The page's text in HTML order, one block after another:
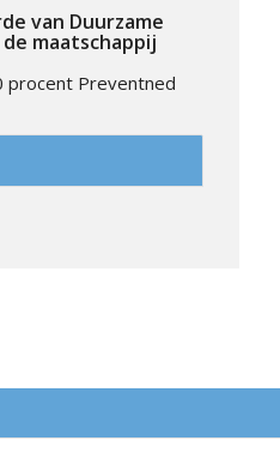
van Duurzame
maatschappij